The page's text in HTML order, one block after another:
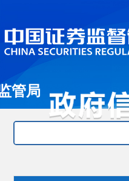
管局